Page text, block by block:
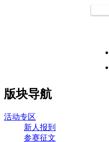
版块导航
活动专区
新人报到
参赛征文